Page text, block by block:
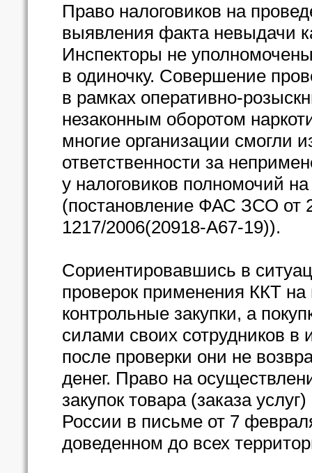
Право налоговиков на
выявления факта невыдачи
Инспекторы не
в одиночку. Совершение
в рамках оперативно-
незаконным оборотом
многие организации смогли
ответственности за
у налоговиков полномочий
(постановление ФАС ЗСО от
1217/2006(20918-А67-19)).
Сориентировавшись в
проверок применения ККТ
контрольные закупки, а
силами своих сотрудников в
после проверки они не
денег. Право на
закупок товара (заказа
России в письме от 7
доведенном до всех